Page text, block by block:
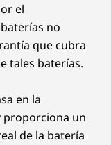
el
no
que cubra
tales baterías.
en la
proporciona un
de la batería